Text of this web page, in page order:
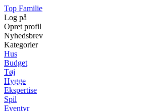
Top Familie
Log på
Opret profil
Nyhedsbrev
Kategorier
Hus
Budget
Tøj
Hygge
Ekspertise
Spil
Eventyr